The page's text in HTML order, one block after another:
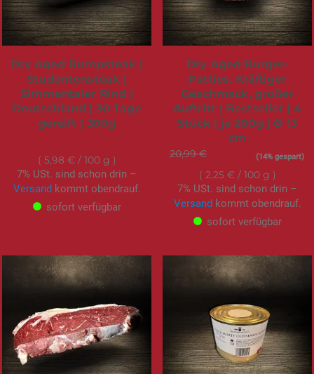
Dry Aged Rumpsteak |
Studentensteak |
Simmentaler Rind |
Deutschland | 30 Tage
gereift | 300g
5,98 €/ 100 g
7% USt. sind schon drin –
Versandkommt obendrauf.
sofort verfügbar
Dry Aged Burger-
Patties. Kräftiger
Geschmack, großer
Auftritt | Bestseller | 4
Stück | je 200g | Ø 13
cm
20,99 € Sonderangebot(14% gespart)
2,25 €/ 100 g
7% USt. sind schon drin –
Versandkommt obendrauf.
sofort verfügbar